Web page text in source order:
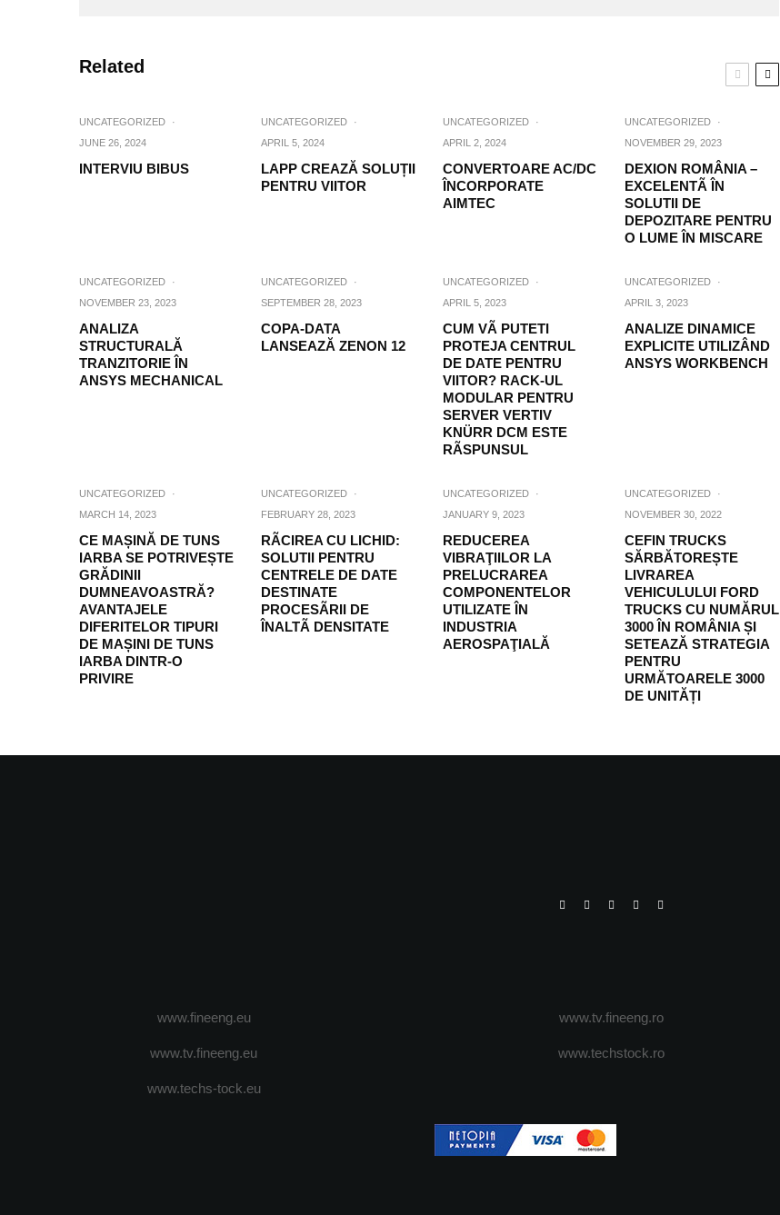
Related
UNCATEGORIZED
·
JUNE 26, 2024
INTERVIU BIBUS
UNCATEGORIZED
·
APRIL 5, 2024
LAPP CREAZĂ SOLUȚII
PENTRU VIITOR
UNCATEGORIZED
·
APRIL 2, 2024
CONVERTOARE AC/DC
ÎNCORPORATE
AIMTEC
UNCATEGORIZED
·
NOVEMBER 29, 2023
DEXION ROMÂNIA –
EXCELENTÃ ÎN
SOLUTII DE
DEPOZITARE PENTRU
O LUME ÎN MISCARE
UNCATEGORIZED
·
NOVEMBER 23, 2023
ANALIZA
STRUCTURALĂ
TRANZITORIE ÎN
ANSYS MECHANICAL
UNCATEGORIZED
·
SEPTEMBER 28, 2023
COPA-DATA
LANSEAZĂ ZENON 12
UNCATEGORIZED
·
APRIL 5, 2023
CUM VÃ PUTETI
PROTEJA CENTRUL
DE DATE PENTRU
VIITOR? RACK-UL
MODULAR PENTRU
SERVER VERTIV
KNÜRR DCM ESTE
RÃSPUNSUL
UNCATEGORIZED
·
APRIL 3, 2023
ANALIZE DINAMICE
EXPLICITE UTILIZÂND
ANSYS WORKBENCH
UNCATEGORIZED
·
MARCH 14, 2023
CE MAȘINĂ DE TUNS
IARBA SE POTRIVEȘTE
GRĂDINII
DUMNEAVOASTRĂ?
AVANTAJELE
DIFERITELOR TIPURI
DE MAȘINI DE TUNS
IARBA DINTR-O
PRIVIRE
UNCATEGORIZED
·
FEBRUARY 28, 2023
RÃCIREA CU LICHID:
SOLUTII PENTRU
CENTRELE DE DATE
DESTINATE
PROCESÃRII DE
ÎNALTÃ DENSITATE
UNCATEGORIZED
·
JANUARY 9, 2023
REDUCEREA
VIBRAŢIILOR LA
PRELUCRAREA
COMPONENTELOR
UTILIZATE ÎN
INDUSTRIA
AEROSPAŢIALĂ
UNCATEGORIZED
·
NOVEMBER 30, 2022
CEFIN TRUCKS
SĂRBĂTOREȘTE
LIVRAREA
VEHICULULUI FORD
TRUCKS CU NUMĂRUL
3000 ÎN ROMÂNIA ȘI
SETEAZĂ STRATEGIA
PENTRU
URMĂTOARELE 3000
DE UNITĂȚI
www.fineeng.eu
www.tv.fineeng.eu
www.techs-tock.eu
www.tv.fineeng.ro
www.techstock.ro